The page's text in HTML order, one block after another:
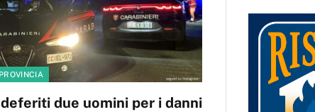
due uomini per i danni